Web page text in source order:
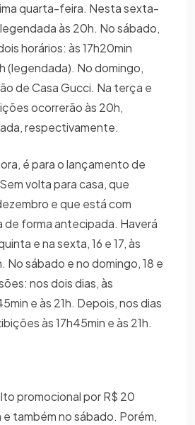
quarta-feira. Nesta sexta-
às 20h. No sábado,
horários: às 17h20min
(legendada). No domingo,
de Casa Gucci. Na terça e
ocorrerão às 20h,
respectivamente.
é para o lançamento de
volta para casa, que
e que está com
de forma antecipada. Haverá
e na sexta, 16 e 17, às
No sábado e no domingo, 18 e
nos dois dias, às
e às 21h. Depois, nos dias
às 17h45min e às 21h.
promocional por R$ 20
também no sábado. Porém,